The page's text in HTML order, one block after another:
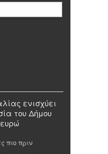
ενισχύει
του Δήμου
πιο πριν